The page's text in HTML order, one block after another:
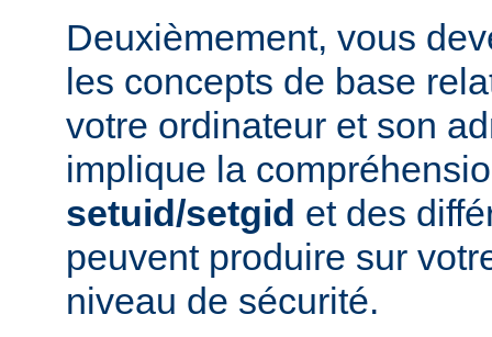
Deuxièmement, vous
les concepts de base
votre ordinateur et son
implique la
setuid/setgid et des
peuvent produire sur
niveau de sécurité.